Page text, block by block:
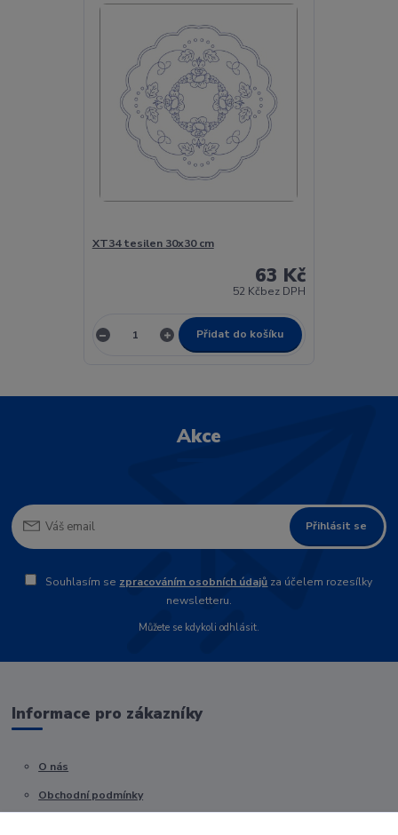
XT34 tesilen 30x30 cm
63 Kč
52 Kčbez DPH
Přidat do košíku
Akce
Přihlásit se
Souhlasím se zpracováním osobních údajů za účelem rozesílky
newsletteru.
Můžete se kdykoli odhlásit.
Informace pro zákazníky
O nás
Obchodní podmínky